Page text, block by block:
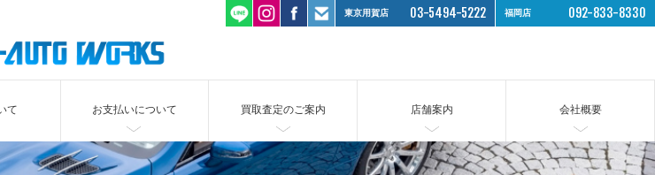
東京用賀店 03-5494-5222 福岡店 092-833-8330
て お支払いについて 買取査定のご案内 店舗案内 会社概要